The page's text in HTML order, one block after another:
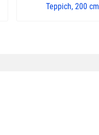
Teppich, 200 cm